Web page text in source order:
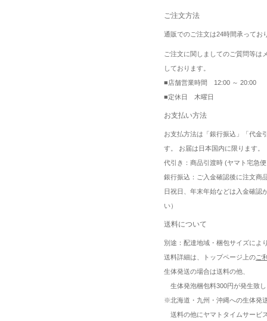
ご注文方法
通販でのご注文は24時間承ってお
ご注文に関しましてのご質問等は
しております。
■店舗営業時間 12:00 ～ 20:00
■定休日 木曜日
お支払い方法
お支払方法は「銀行振込」「代金
す。 お届は日本国内に限ります。
代引き：商品引渡時 (ヤマト宅急
銀行振込：ご入金確認後に注文
日祝日、年末年始などは入金確認
い）
送料について
別途：配達地域・梱包サイズによ
送料詳細は、トップページ上のご
生体発送の場合は送料の他、
生体発泡梱包料300円が発生致
※北海道・九州・沖縄への生体発
送料の他にヤマトタイムサー